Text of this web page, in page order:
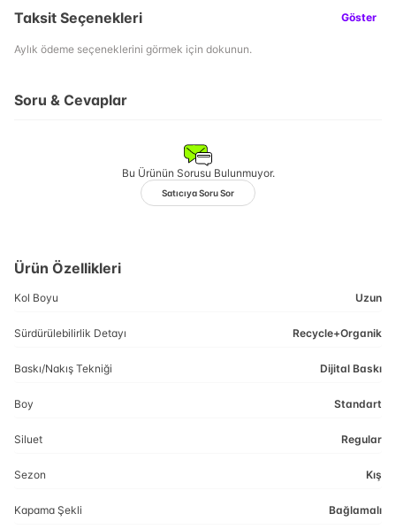
Taksit Seçenekleri Göster
Aylık ödeme seçeneklerini görmek için dokunun.
Soru & Cevaplar
Bu Ürünün Sorusu Bulunmuyor.
Satıcıya Soru Sor
Ürün Özellikleri
Kol Boyu Uzun
Sürdürülebilirlik Detayı Recycle+Organik
Baskı/Nakış Tekniği Dijital Baskı
Boy Standart
Siluet Regular
Sezon Kış
Kapama Şekli Bağlamalı